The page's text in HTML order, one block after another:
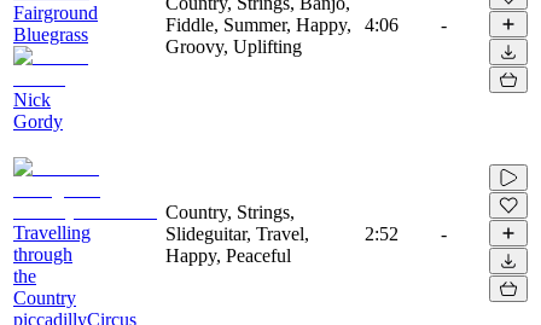
Fairground
Bluegrass
Nick
Gordy
Fiddle, Summer, Happy,
Groovy, Uplifting
4:06 -
Travelling
through
the
Country
piccadillyCircus
Country, Strings,
Slideguitar, Travel,
Happy, Peaceful
2:52 -